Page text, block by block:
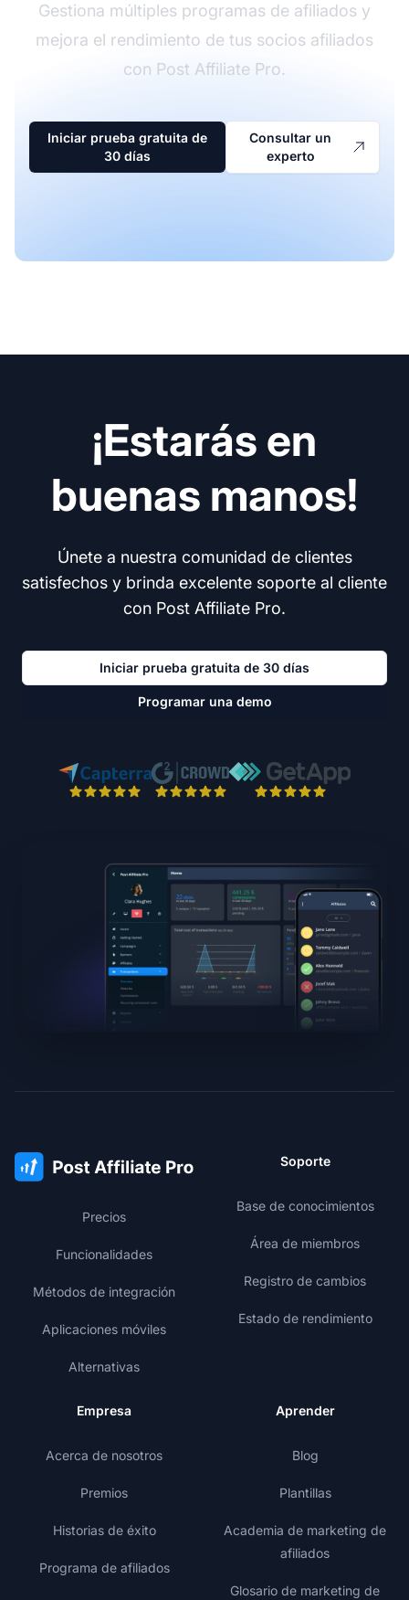
Gestiona múltiples programas de afiliados y
mejora el rendimiento de tus socios afiliados
con Post Affiliate Pro.
Iniciar prueba gratuita de
30 días
Consultar un
experto
¡Estarás en
buenas manos!
Únete a nuestra comunidad de clientes
satisfechos y brinda excelente soporte al cliente
con Post Affiliate Pro.
Iniciar prueba gratuita de 30 días
Programar una demo
Precios
Funcionalidades
Métodos de integración
Aplicaciones móviles
Alternativas
Soporte
Base de conocimientos
Área de miembros
Registro de cambios
Estado de rendimiento
Empresa
Acerca de nosotros
Premios
Historias de éxito
Programa de afiliados
Aprender
Blog
Plantillas
Academia de marketing de
afiliados
Glosario de marketing de